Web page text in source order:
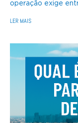
operação exige
LER MAIS